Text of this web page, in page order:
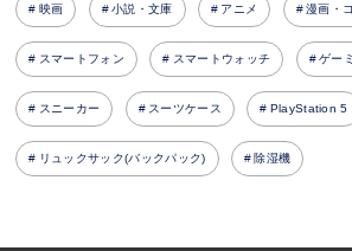
映画 小説・文庫 アニメ 漫画・
スマートフォン スマートウォッチ ゲー
スニーカー スーツケース PlayStation 5
リュックサック(バックパック) 除湿機